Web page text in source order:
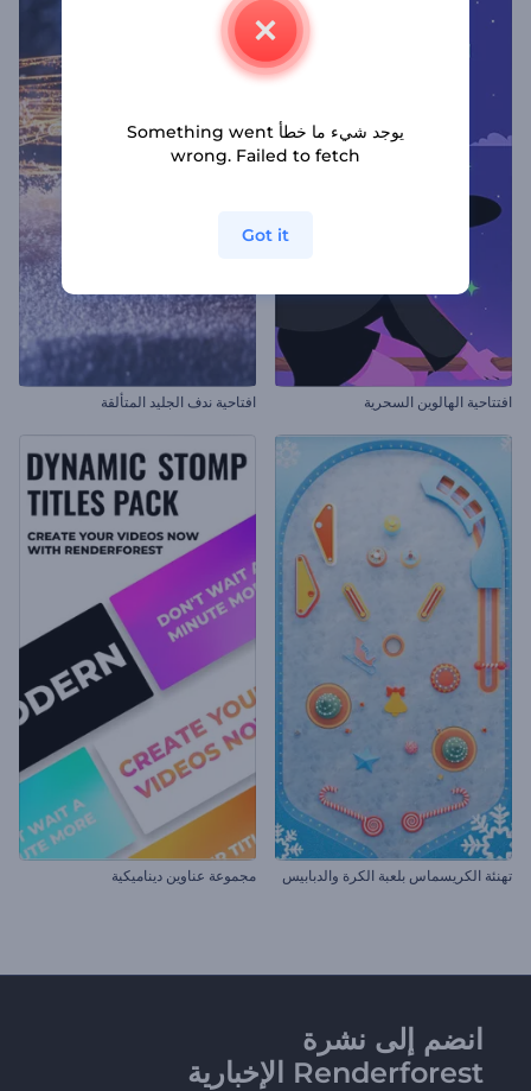
افتتاحية الهالوين السحرية افتاحية ندف الجليد المتألقة
تهنئة الكريسماس بلعبة الكرة والدبابيس مجموعة عناوين ديناميكية
انضم إلى نشرة
Renderforest الإخبارية
يوجد شيء ما خطأ Something went
wrong. Failed to fetch
Got it